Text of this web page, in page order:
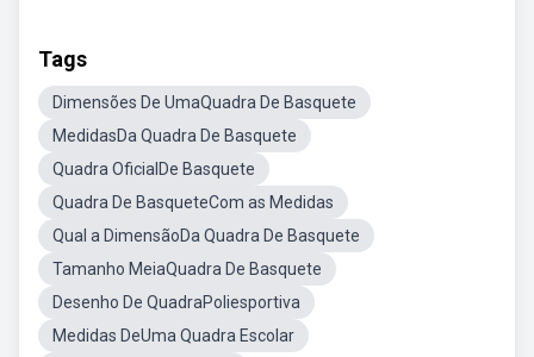
Tags
Dimensões De UmaQuadra De Basquete
MedidasDa Quadra De Basquete
Quadra OficialDe Basquete
Quadra De BasqueteCom as Medidas
Qual a DimensãoDa Quadra De Basquete
Tamanho MeiaQuadra De Basquete
Desenho De QuadraPoliesportiva
Medidas DeUma Quadra Escolar